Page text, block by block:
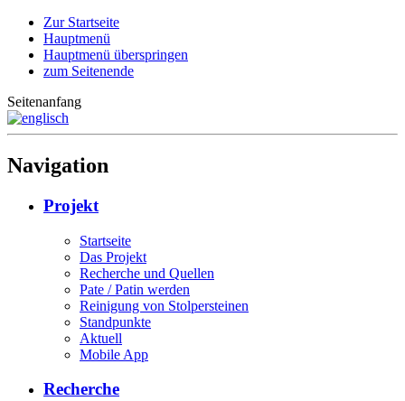
Zur Startseite
Hauptmenü
Hauptmenü überspringen
zum Seitenende
Seitenanfang
Navigation
Projekt
Startseite
Das Projekt
Recherche und Quellen
Pate / Patin werden
Reinigung von Stolpersteinen
Standpunkte
Aktuell
Mobile App
Recherche